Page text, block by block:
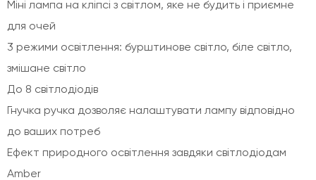
Міні лампа на кліпсі з світлом, яке не будить і приємне
для очей
3 режими освітлення: бурштинове світло, біле світло,
змішане світло
До 8 світлодіодів
Гнучка ручка дозволяє налаштувати лампу відповідно
до ваших потреб
Ефект природного освітлення завдяки світлодіодам
Amber